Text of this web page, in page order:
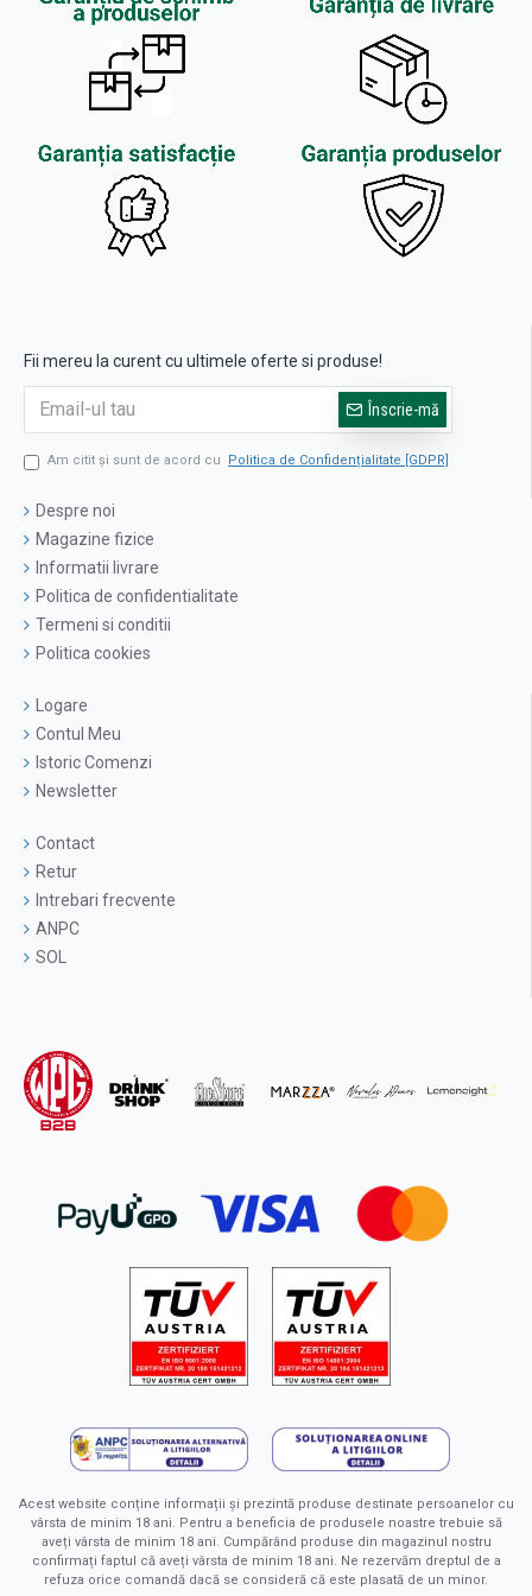
Fii mereu la curent cu ultimele oferte si produse!
Înscrie-mă
Am citit şi sunt de acord cu Politica de Confidențialitate [GDPR]
Despre noi
Magazine fizice
Informatii livrare
Politica de confidentialitate
Termeni si conditii
Politica cookies
Logare
Contul Meu
Istoric Comenzi
Newsletter
Contact
Retur
Intrebari frecvente
ANPC
SOL
Acest website conține informații și prezintă produse destinate persoanelor cu
vârsta de minim 18 ani. Pentru a beneficia de produsele noastre trebuie să
aveți vârsta de minim 18 ani. Cumpărând produse din magazinul nostru
confirmați faptul că aveți vârsta de minim 18 ani. Ne rezervăm dreptul de a
refuza orice comandă dacă se consideră că este plasată de un minor.